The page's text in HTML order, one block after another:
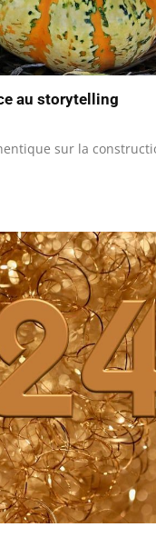
au storytelling
sur la